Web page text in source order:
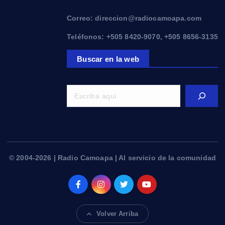
Correo: direccion@radiocamoapa.com
Teléfonos: +505 8420-9070, +505 8656-3135
Buscar en la web
© 2004-2026 | Radio Camoapa | Al servicio de la comunidad
Volver Arriba